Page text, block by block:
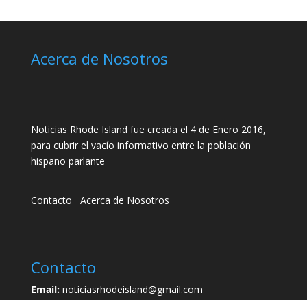
Acerca de Nosotros
Noticias Rhode Island fue creada el 4 de Enero 2016,
para cubrir el vacío informativo entre la población
hispano parlante
Contacto Acerca de Nosotros
Contacto
Email:noticiasrhodeisland@gmail.com